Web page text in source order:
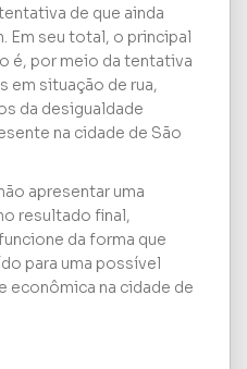
de que ainda
Em seu total, o principal
é, por meio da tentativa
em situação de rua,
da desigualdade
na cidade de São
apresentar uma
resultado final,
da forma que
para uma possível
econômica na cidade de